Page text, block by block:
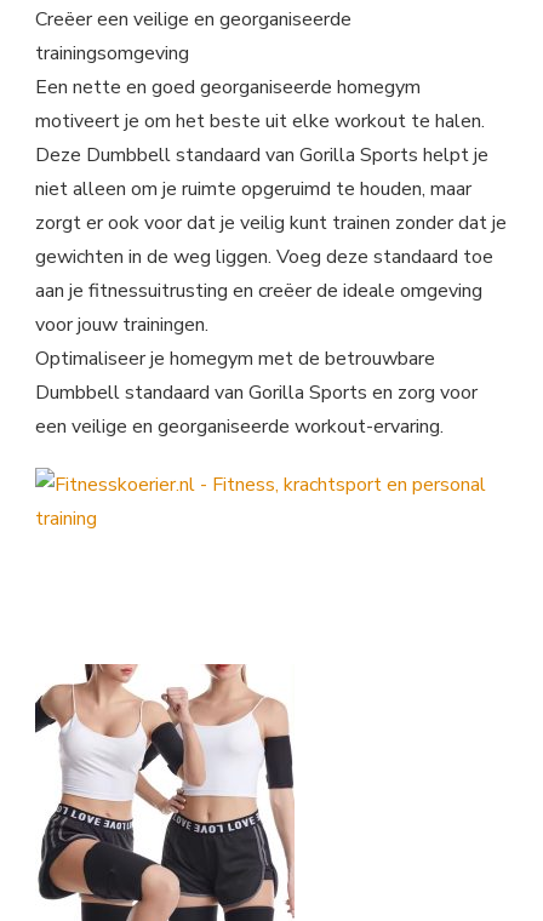
Creëer een veilige en georganiseerde
trainingsomgeving
Een nette en goed georganiseerde homegym
motiveert je om het beste uit elke workout te halen.
Deze Dumbbell standaard van Gorilla Sports helpt je
niet alleen om je ruimte opgeruimd te houden, maar
zorgt er ook voor dat je veilig kunt trainen zonder dat je
gewichten in de weg liggen. Voeg deze standaard toe
aan je fitnessuitrusting en creëer de ideale omgeving
voor jouw trainingen.
Optimaliseer je homegym met de betrouwbare
Dumbbell standaard van Gorilla Sports en zorg voor
een veilige en georganiseerde workout-ervaring.